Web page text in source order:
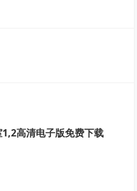
高清电子版免费下载